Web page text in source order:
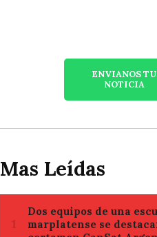
ENVIANOS TU
NOTICIA
Mas Leídas